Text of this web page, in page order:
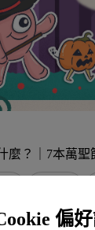
偏
麼？｜7本萬聖
本 精選出版社